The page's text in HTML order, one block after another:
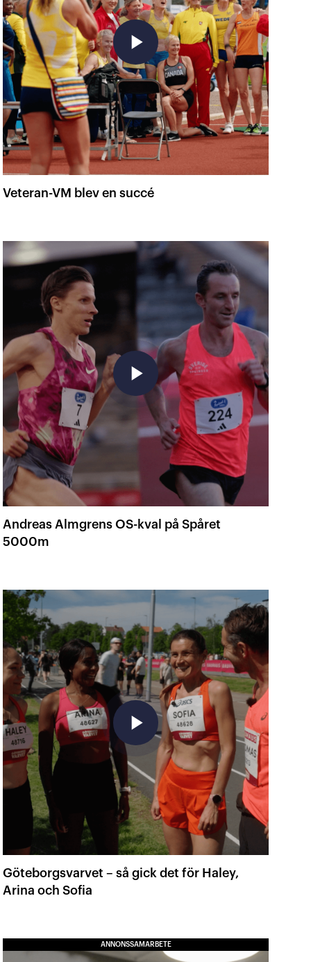
play_arrow
Veteran-VM blev en succé
play_arrow
Andreas Almgrens OS-kval på Spåret
5000m
play_arrow
Göteborgsvarvet – så gick det för Haley,
Arina och Sofia
ANNONSSAMARBETE